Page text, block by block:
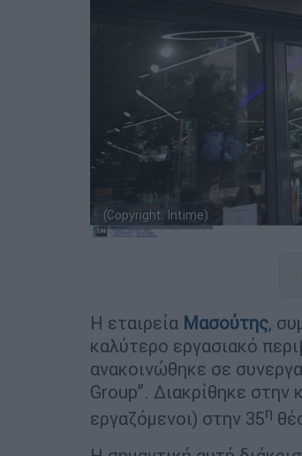
(Copyright: Intime)
Η εταιρεία Μασούτης,
καλύτερο εργασιακό
ανακοινώθηκε σε
Group”. Διακρίθηκε στην
εργαζόμενοι) στην 35η